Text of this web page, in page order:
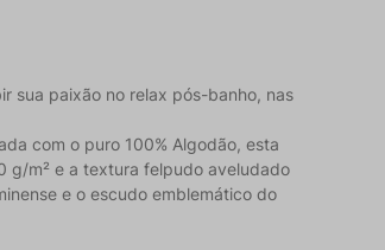
sua paixão no relax pós-banho, nas
com o puro 100% Algodão, esta
g/m² e a textura felpudo aveludado
e o escudo emblemático do